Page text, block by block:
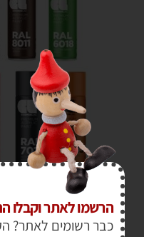
הרשמו לאתר וקבלו
כבר רשומים לאתר?